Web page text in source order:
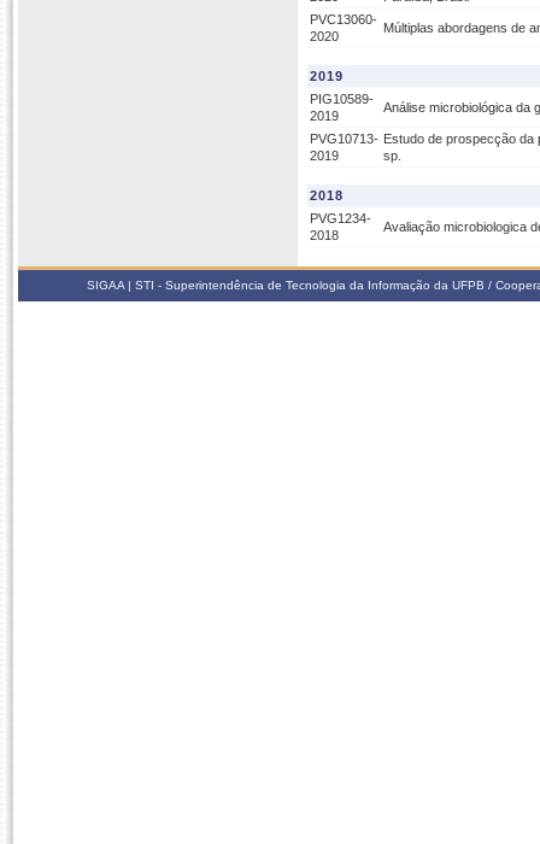
PVC13060-
2020
Múltiplas abordagens de
2019
PIG10589-
2019
Análise microbiológica da
PVG10713-
2019
Estudo de prospecção da
sp.
2018
PVG1234-
2018
Avaliação microbiologica
SIGAA | STI - Superintendência de Tecnologia da Informação da UFPB /